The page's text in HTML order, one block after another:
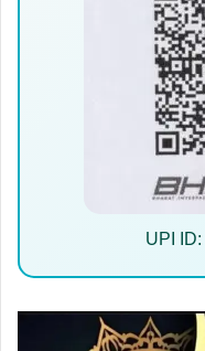
UPI ID: